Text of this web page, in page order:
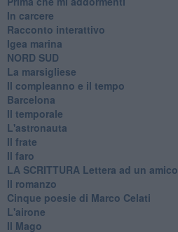
In carcere
Racconto interattivo
Igea marina
​NORD SUD
La marsigliese
Il compleanno e il tempo
Barcelona
Il temporale
L'astronauta
Il frate
Il faro
​LA SCRITTURA Lettera ad un amico
Il romanzo
Cinque poesie di Marco Celati
L'airone
Il Mago